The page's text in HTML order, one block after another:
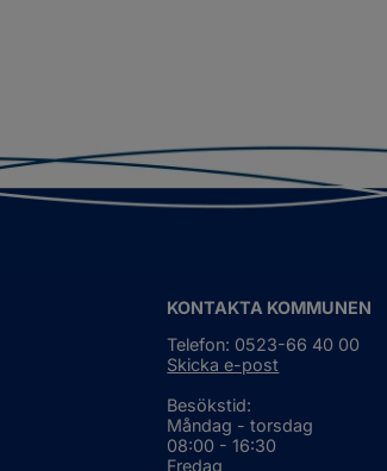
KONTAKTA KOMMUNEN
Telefon: 0523-66 40 00
Skicka e-post
Besökstid:
Måndag - torsdag
08:00 - 16:30
Fredag